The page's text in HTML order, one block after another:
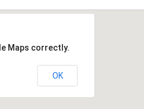
Maps correctly.
OK